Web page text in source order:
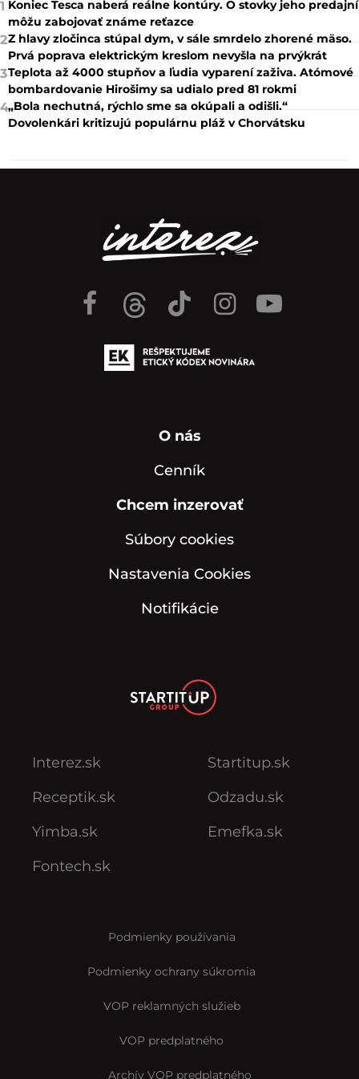
1 Koniec Tesca naberá reálne kontúry. O stovky jeho predajní
môžu zabojovať známe reťazce
2Z hlavy zločinca stúpal dym, v sále smrdelo zhorené mäso.
Prvá poprava elektrickým kreslom nevyšla na prvýkrát
3Teplota až 4000 stupňov a ľudia vyparení zaživa. Atómové
bombardovanie Hirošimy sa udialo pred 81 rokmi
4„Bola nechutná, rýchlo sme sa okúpali a odišli.“
Dovolenkári kritizujú populárnu pláž v Chorvátsku
O nás
Cenník
Chcem inzerovať
Súbory cookies
Nastavenia Cookies
Notifikácie
Interez.sk
Receptik.sk
Yimba.sk
Fontech.sk
Startitup.sk
Odzadu.sk
Emefka.sk
Podmienky používania
Podmienky ochrany súkromia
VOP reklamných služieb
VOP predplatného
Archív VOP predplatného